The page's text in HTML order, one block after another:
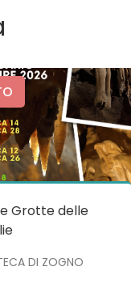
Grotte delle
DI ZOGNO